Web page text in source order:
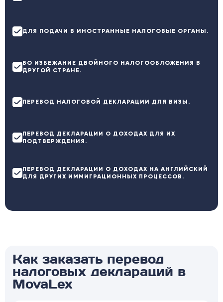
ДЛЯ ПОДАЧИ В ИНОСТРАННЫЕ НАЛОГОВЫЕ ОРГАНЫ.
ВО ИЗБЕЖАНИЕ ДВОЙНОГО НАЛОГООБЛОЖЕНИЯ В
ДРУГОЙ СТРАНЕ.
ПЕРЕВОД НАЛОГОВОЙ ДЕКЛАРАЦИИ ДЛЯ ВИЗЫ.
ПЕРЕВОД ДЕКЛАРАЦИИ О ДОХОДАХ ДЛЯ ИХ
ПОДТВЕРЖДЕНИЯ.
ПЕРЕВОД ДЕКЛАРАЦИИ О ДОХОДАХ НА АНГЛИЙСКИЙ
ДЛЯ ДРУГИХ ИММИГРАЦИОННЫХ ПРОЦЕССОВ.
Как заказать перевод
налоговых деклараций в
MovaLex